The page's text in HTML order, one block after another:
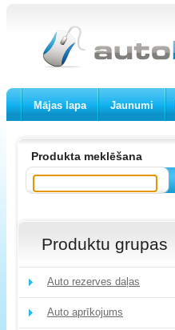
Mājas lapa Jaunumi
Produkta meklēšana
Produktu grupas
Auto rezerves daļas
Auto aprīkojums